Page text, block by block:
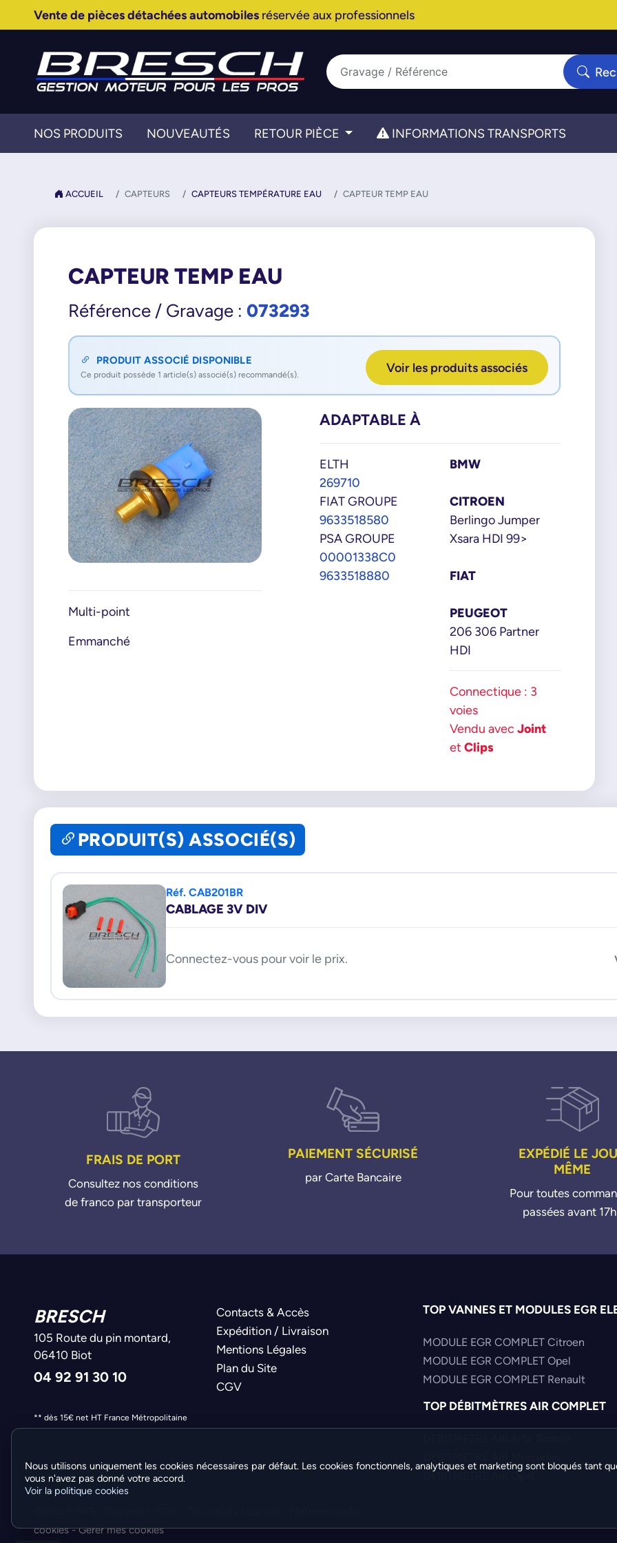
Vente de pièces détachées automobilesréservée aux professionnels
NOS PRODUITS NOUVEAUTÉS RETOUR PIÈCE INFORMATIONS TRANSPORTS
ACCUEIL CAPTEURS CAPTEURS TEMPÉRATURE EAU CAPTEUR TEMP EAU
CAPTEUR TEMP EAU
Référence / Gravage : 073293
PRODUIT ASSOCIÉ DISPONIBLE
Ce produit possède 1 article(s) associé(s) recommandé(s).
Voir les produits associés
Multi-point
Emmanché
ADAPTABLE À
ELTH
269710
FIAT GROUPE
9633518580
PSA GROUPE
00001338C0
9633518880
BMW
CITROEN
Berlingo Jumper
Xsara HDI 99>
FIAT
PEUGEOT
206 306 Partner
HDI
Connectique : 3
voies
Vendu avec Joint
et Clips
PRODUIT(S) ASSOCIÉ(S)
Réf. CAB201BR
CABLAGE 3V DIV
Connectez-vous pour voir le prix.
FRAIS DE PORT
Consultez nos conditions
de franco par transporteur
PAIEMENT SÉCURISÉ
par Carte Bancaire
EXPÉDIÉ LE
MÊME
Pour toutes
passées avant
BRESCH
105 Route du pin montard,
06410 Biot
04 92 91 30 10
Contacts & Accès
Expédition / Livraison
Mentions Légales
Plan du Site
CGV
** dès 15€ net HT France Métropolitaine
TOP VANNES ET MODULES EGR
MODULE EGR COMPLET Citroen
MODULE EGR COMPLET Opel
MODULE EGR COMPLET Renault
TOP DÉBITMÈTRES AIR COMPLET
DEBITMETRE AIR Opel
cookies-Gérer mes cookies
Nous utilisons uniquement les cookies nécessaires par défaut. Les cookies fonctionnels, analytiques et marketing sont bloqués tant
vous n'avez pas donné votre accord.
Voir la politique cookies